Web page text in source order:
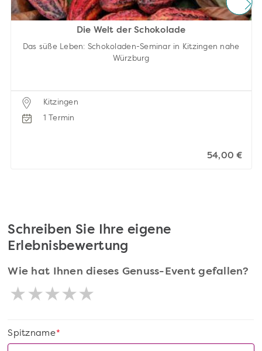
Die Welt der Schokolade
Das süße Leben: Schokoladen-Seminar in Kitzingen nahe
Würzburg
Kitzingen
1 Termin
54,00 €
Schreiben Sie Ihre eigene
Erlebnisbewertung
Wie hat Ihnen dieses Genuss-Event gefallen?
*
Spitzname